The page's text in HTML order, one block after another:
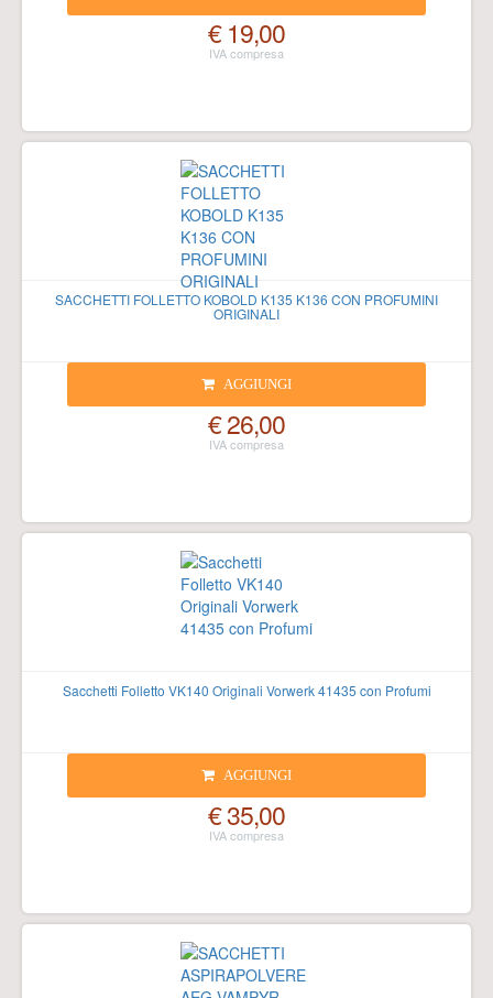
€ 19,00
SACCHETTI FOLLETTO KOBOLD K135 K136 CON PROFUMINI
ORIGINALI
AGGIUNGI
€ 26,00
Sacchetti Folletto VK140 Originali Vorwerk 41435 con Profumi
AGGIUNGI
€ 35,00